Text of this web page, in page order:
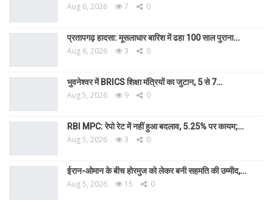
Aug 6, 2026 7 0
प्रतापगढ़ हादसा: मूसलाधार बारिश में ढहा 100 साल पुराना…
Aug 6, 2026 3 0
भुवनेश्वर में BRICS शिक्षा मंत्रियों का जुटान, 5 से 7…
Aug 5, 2026 9 0
RBI MPC: रेपो रेट में नहीं हुआ बदलाव, 5.25% पर कायम;…
Aug 5, 2026 3 0
ईरान-ओमान के बीच होरमुज को लेकर बनी सहमति की उम्मीद,…
Aug 5, 2026 15 0